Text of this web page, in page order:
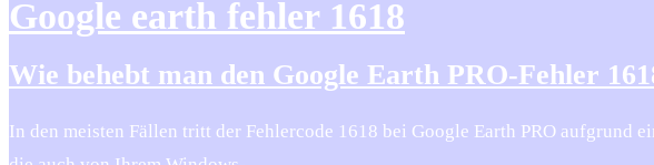
Google earth fehler 1618
Wie behebt man den Google Earth PRO-Fehler
In den meisten Fällen tritt der Fehlercode 1618 bei Google Earth PRO aufgrund